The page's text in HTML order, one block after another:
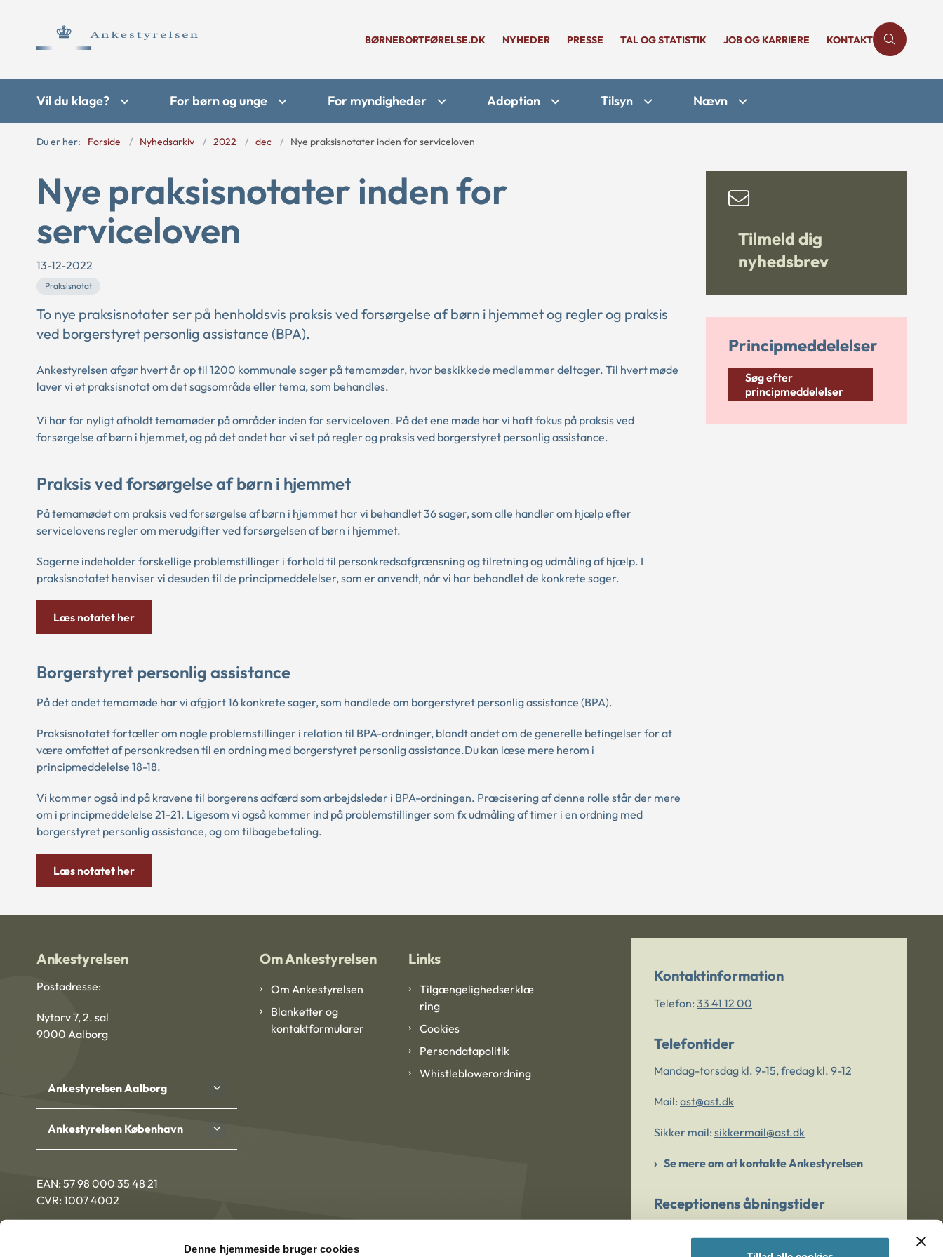
Denne hjemmeside bruger cookies
BØRNEBORTFØRELSE.DK NYHEDER PRESSE TAL OG STATISTIK JOB OG KARRIERE KONTAKT
Vil du klage? For børn og unge For myndigheder Adoption Tilsyn Nævn
Du er her: Forside Nyhedsarkiv 2022 dec Nye praksisnotater inden for serviceloven
Nye praksisnotater inden for
serviceloven
13-12-2022
Praksisnotat
To nye praksisnotater ser på henholdsvis praksis ved forsørgelse af børn i hjemmet og regler og praksis
ved borgerstyret personlig assistance (BPA).
Ankestyrelsen afgør hvert år op til 1200 kommunale sager på temamøder, hvor beskikkede medlemmer deltager. Til hvert møde
laver vi et praksisnotat om det sagsområde eller tema, som behandles.
Vi har for nyligt afholdt temamøder på områder inden for serviceloven. På det ene møde har vi haft fokus på praksis ved
forsørgelse af børn i hjemmet, og på det andet har vi set på regler og praksis ved borgerstyret personlig assistance.
Praksis ved forsørgelse af børn i hjemmet
På temamødet om praksis ved forsørgelse af børn i hjemmet har vi behandlet 36 sager, som alle handler om hjælp efter
servicelovens regler om merudgifter ved forsørgelsen af børn i hjemmet.
Sagerne indeholder forskellige problemstillinger i forhold til personkredsafgrænsning og tilretning og udmåling af hjælp. I
praksisnotatet henviser vi desuden til de principmeddelelser, som er anvendt, når vi har behandlet de konkrete sager.
Læs notatet her
Borgerstyret personlig assistance
På det andet temamøde har vi afgjort 16 konkrete sager, som handlede om borgerstyret personlig assistance (BPA).
Praksisnotatet fortæller om nogle problemstillinger i relation til BPA-ordninger, blandt andet om de generelle betingelser for at
være omfattet af personkredsen til en ordning med borgerstyret personlig assistance.Du kan læse mere herom i
principmeddelelse 18-18.
Vi kommer også ind på kravene til borgerens adfærd som arbejdsleder i BPA-ordningen. Præcisering af denne rolle står der mere
om i principmeddelelse 21-21. Ligesom vi også kommer ind på problemstillinger som fx udmåling af timer i en ordning med
borgerstyret personlig assistance, og om tilbagebetaling.
Læs notatet her
Tilmeld dig
nyhedsbrev
Principmeddelelser
Søg efter
principmeddelelser
Ankestyrelsen
Postadresse:
Nytorv 7, 2. sal
9000 Aalborg
Ankestyrelsen Aalborg
Ankestyrelsen København
EAN: 57 98 000 35 48 21
CVR: 1007 4002
Om Ankestyrelsen
Om Ankestyrelsen
Blanketter og
kontaktformularer
Links
Tilgængelighedserklæ
ring
Cookies
Persondatapolitik
Whistleblowerordning
Kontaktinformation
Telefon: 33 41 12 00
Telefontider
Mandag-torsdag kl. 9-15, fredag kl. 9-12
Mail: ast@ast.dk
Sikker mail: sikkermail@ast.dk
Se mere om at kontakte Ankestyrelsen
Receptionens åbningstider